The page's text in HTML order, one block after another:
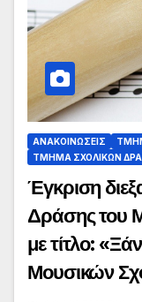
ΑΝΑΚΟΙΝΏΣΕΙΣ
ΤΜΉΜΑ ΣΧΟΛΙΚΏΝ
Έγκριση
Δράσης του
με τίτλο:
Μουσικών